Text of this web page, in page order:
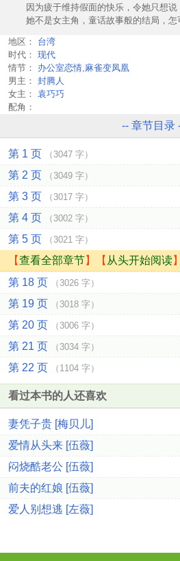
因为疲于维持假面的快乐，令她只想说
她不是女主角，童话故事般的结局，
地区：
台湾
时代： 现代
情节：
办公室恋情,麻雀变凤凰
男主： 封腾人
女主： 袁巧巧
配角：
-- 章节目录
第 1 页 （3047 字）
第 2 页 （3049 字）
第 3 页 （3017 字）
第 4 页 （3002 字）
第 5 页 （3021 字）
【查看全部章节】【 从头开始阅读】
第 18 页
（3026 字）
第 19 页 （3018 字）
第 20 页 （3006 字）
第 21 页 （3034 字）
第 22 页 （1104 字）
看过本书的人还喜欢
妻凭子贵 [梅贝儿]
爱情从头来 [伍薇]
闷烧酷老公 [伍薇]
前夫的红娘 [伍薇]
爱人别想逃 [左薇]